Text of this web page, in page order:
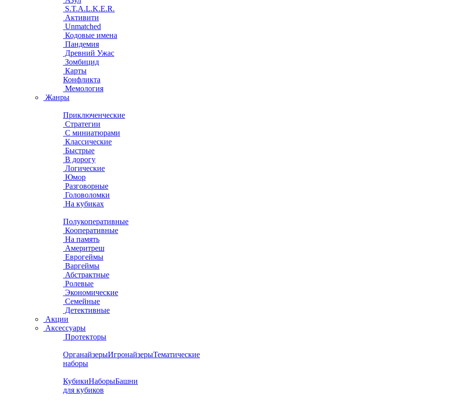
S.T.A.L.K.E.R.
Активити
Unmatched
Кодовые имена
Пандемия
Древний Ужас
Зомбицид
Карты
Конфликта
Мемология
Жанры
Приключенческие
Стратегии
С миниатюрами
Классические
Быстрые
В дорогу
Логические
Юмор
Разговорные
Головоломки
На кубиках
Полукоперативные
Кооперативные
На память
Америтреш
Еврогеймы
Варгеймы
Абстрактные
Ролевые
Экономические
Семейные
Детективные
Акции
Аксессуары
Протекторы
ОрганайзерыИгронайзерыТематические
наборы
КубикиНаборыБашни
для кубиков